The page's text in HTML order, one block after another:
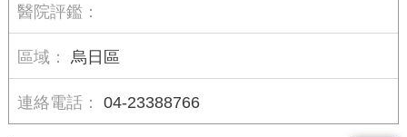
烏日區
04-23388766